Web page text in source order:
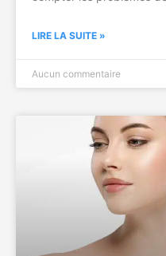
LIRE LA SUITE »
Aucun commentaire